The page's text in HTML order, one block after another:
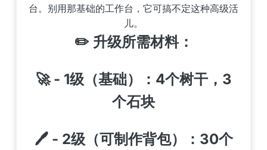
台。别用那基础的工作台，它可搞不定这种高级活
儿。
✏️ 升级所需材料：
🚀 - 1级（基础）：4个树干，3
个石块
🖊️ - 2级（可制作背包）：30个